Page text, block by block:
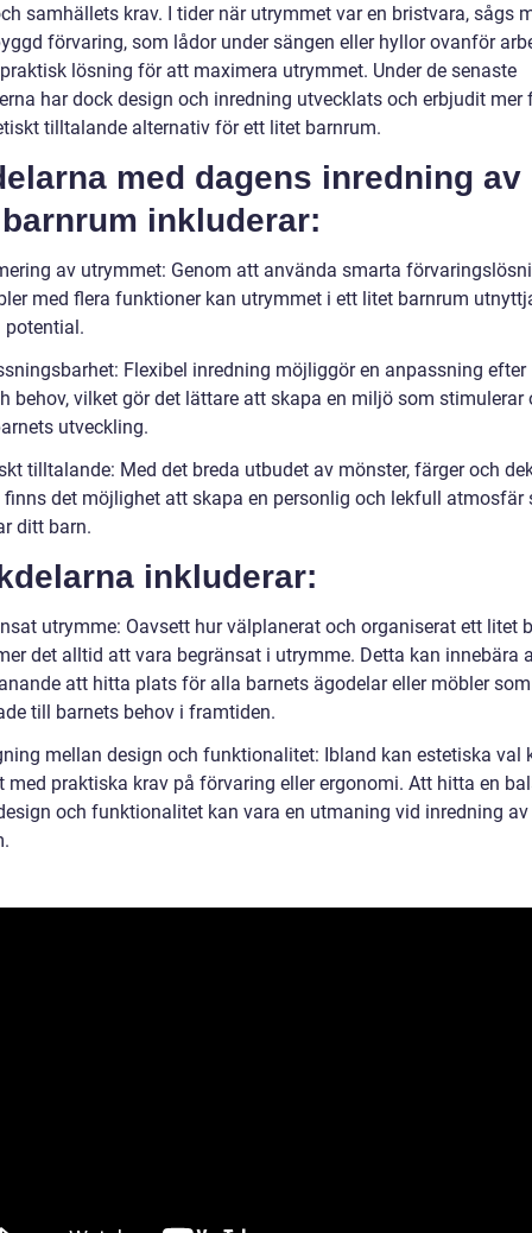
samhällets krav. I tider när utrymmet var en bristvara, sågs
förvaring, som lådor under sängen eller hyllor ovanför
lösning för att maximera utrymmet. Under de senaste
har dock design och inredning utvecklats och erbjudit mer
tilltalande alternativ för ett litet barnrum.
med dagens inredning av
inkluderar:
av utrymmet: Genom att använda smarta
med flera funktioner kan utrymmet i ett litet barnrum
Flexibel inredning möjliggör en anpassning efter
behov, vilket gör det lättare att skapa en miljö som stimulerar
utveckling.
tilltalande: Med det breda utbudet av mönster, färger och
finns det möjlighet att skapa en personlig och lekfull atmosfär
ditt barn.
inkluderar:
utrymme: Oavsett hur välplanerat och organiserat ett litet
det alltid att vara begränsat i utrymme. Detta kan innebära
att hitta plats för alla barnets ägodelar eller möbler
till barnets behov i framtiden.
mellan design och funktionalitet: Ibland kan estetiska val
med praktiska krav på förvaring eller ergonomi. Att hitta en
och funktionalitet kan vara en utmaning vid inredning